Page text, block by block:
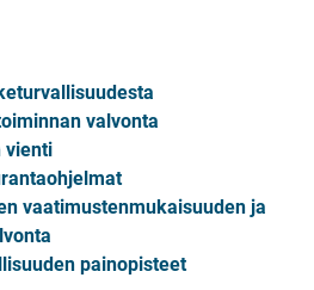
valvonta
vienti
vaatimustenmukaisuuden ja
painopisteet